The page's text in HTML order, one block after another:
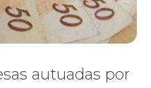
autuadas por